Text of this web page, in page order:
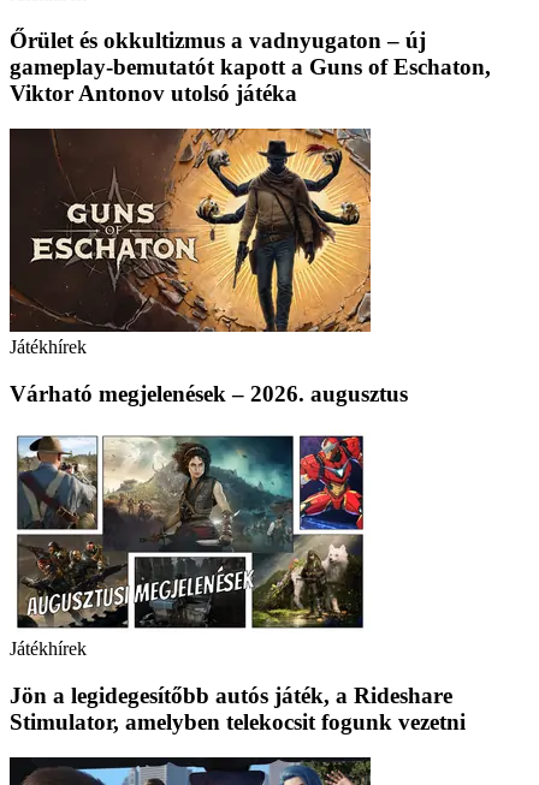
Őrület és okkultizmus a vadnyugaton – új
gameplay-bemutatót kapott a Guns of Eschaton,
Viktor Antonov utolsó játéka
Játékhírek
Várható megjelenések – 2026. augusztus
Játékhírek
Jön a legidegesítőbb autós játék, a Rideshare
Stimulator, amelyben telekocsit fogunk vezetni